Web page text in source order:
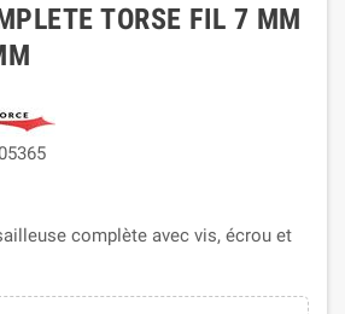
TORSE FIL 7 MM
complète avec vis, écrou et